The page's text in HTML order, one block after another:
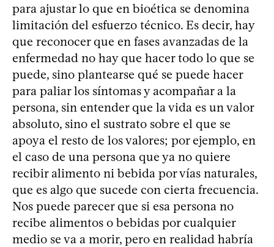
para ajustar lo que en bioética se denomina
limitación del esfuerzo técnico. Es decir, hay
que reconocer que en fases avanzadas de la
enfermedad no hay que hacer todo lo que se
puede, sino plantearse qué se puede hacer
para paliar los síntomas y acompañar a la
persona, sin entender que la vida es un valor
absoluto, sino el sustrato sobre el que se
apoya el resto de los valores; por ejemplo, en
el caso de una persona que ya no quiere
recibir alimento ni bebida por vías naturales,
que es algo que sucede con cierta frecuencia.
Nos puede parecer que si esa persona no
recibe alimentos o bebidas por cualquier
medio se va a morir, pero en realidad habría